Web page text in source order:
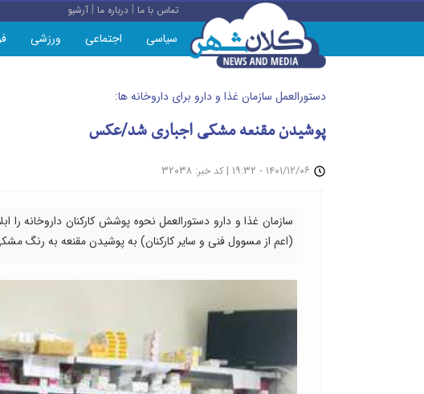
تماس با ما |درباره ما |آرشیو
سیاسی اجتماعی ورزشی
دستورالعمل سازمان غذا و دارو برای داروخانه ها:
پوشیدن مقنعه مشکی اجباری شد/عکس
| کد خبر: ۳۲۰۳۸
سازمان غذا و دارو دستورالعمل نحوه پوشش کارکنان داروخانه را
(اعم از مسوول فنی و سایر کارکنان) به پوشیدن مقنعه به رنگ